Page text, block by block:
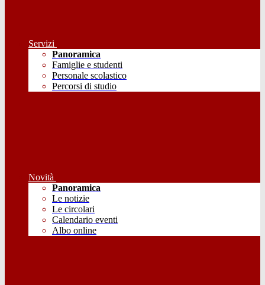
Servizi
Panoramica
Famiglie e studenti
Personale scolastico
Percorsi di studio
Novità
Panoramica
Le notizie
Le circolari
Calendario eventi
Albo online